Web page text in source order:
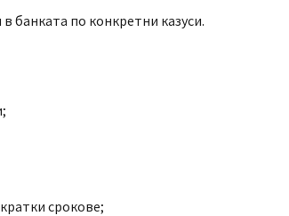
банката по конкретни казуси.
срокове;